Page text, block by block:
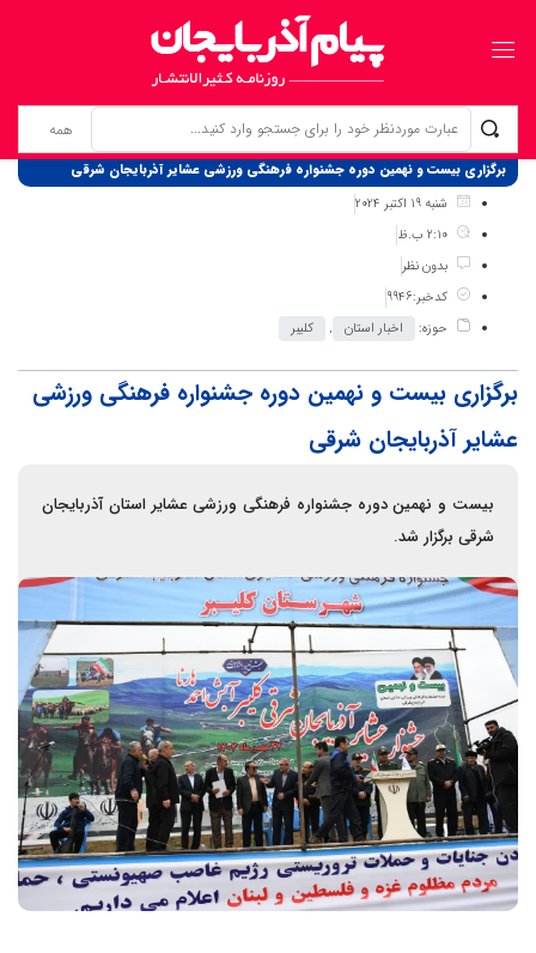
برگ نخست
نوشته‌ها
برگزاری بیست و نهمین دوره جشنواره فرهنگی ورزشی عشایر آذربایجان شرقی
شنبه 19 اکتبر 2024
2:10 ب.ظ
بدون نظر
کدخبر:9946
حوزه:
اخبار استان , کلیبر
برگزاری بیست و نهمین دوره جشنواره فرهنگی ورزشی
عشایر آذربایجان شرقی
بیست و نهمین دوره جشنواره فرهنگی ورزشی عشایر استان آذربایجان
شرقی برگزار شد.